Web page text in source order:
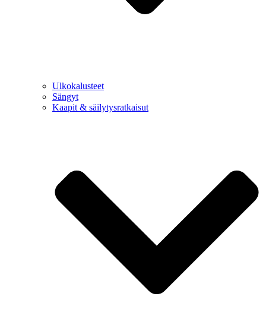
Ulkokalusteet
Sängyt
Kaapit & säilytysratkaisut